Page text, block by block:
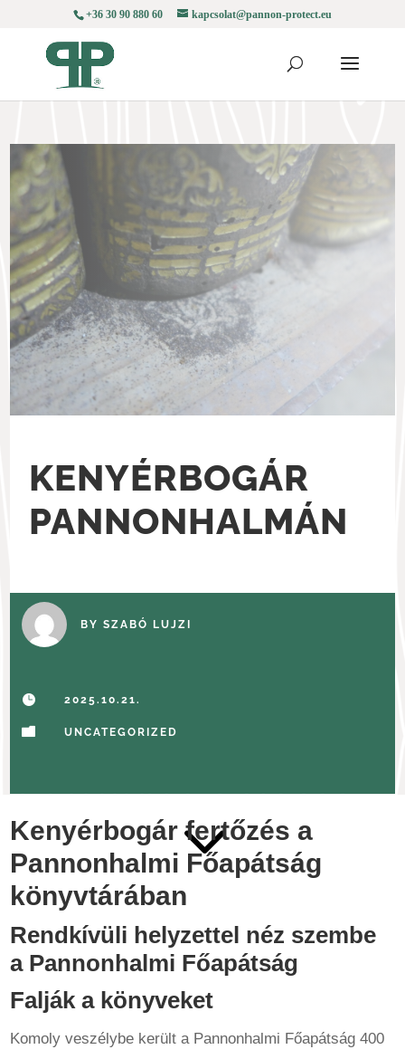
+36 30 90 880 60 kapcsolat@pannon-protect.eu
KENYÉRBOGÁR
PANNONHALMÁN
BYSZABÓ LUJZI
 2025.10.21.
 UNCATEGORIZED
3
Kenyérbogár fertőzés a
Pannonhalmi Főapátság
könyvtárában
Rendkívüli helyzettel néz szembe
a Pannonhalmi Főapátság
Falják a könyveket
Komoly veszélybe került a Pannonhalmi Főapátság 400